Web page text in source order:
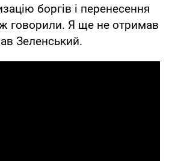
боргів і перенесення
говорили. Я ще не отримав
Зеленський.